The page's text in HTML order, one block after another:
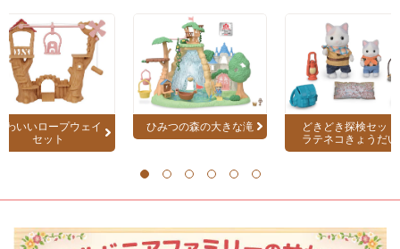
わいいロープウェイ
セット
ひみつの森の大きな滝
どきどき探検セット
ラテネコきょうだい